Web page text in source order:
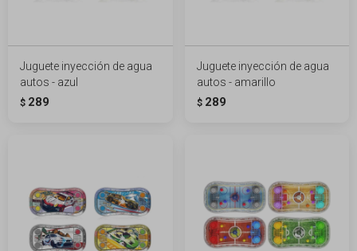
Juguete inyección de agua
autos - azul
$ 289
Juguete inyección de agua
autos - amarillo
$ 289